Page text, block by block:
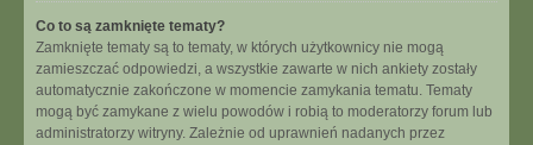
Co to są zamknięte tematy?
Zamknięte tematy są to tematy, w których użytkownicy nie mogą
zamieszczać odpowiedzi, a wszystkie zawarte w nich ankiety zostały
automatycznie zakończone w momencie zamykania tematu. Tematy
mogą być zamykane z wielu powodów i robią to moderatorzy forum lub
administratorzy witryny. Zależnie od uprawnień nadanych przez